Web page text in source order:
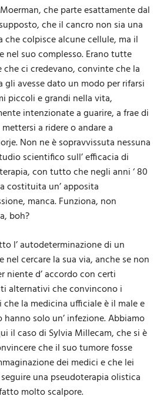
che parte esattamente dal
che il cancro non sia una
che colpisce alcune cellule, ma il
nel suo complesso. Erano tutte
che ci credevano, convinte che la
gli avesse dato un modo per rifarsi
piccoli e grandi nella vita,
intenzionate a guarire, a frae di
a ridere o andare a
Non ne è sopravvissuta nessuna
scientifico sull’ efficacia di
con tutto che negli anni ‘ 80
costituita un’ apposita
manca. Funziona, non
boh?
l’ autodeterminazione di un
nel cercare la sua via, anche se non
niente d’ accordo con certi
alternativi che convincono i
che la medicina ufficiale è il male e
hanno solo un’ infezione. Abbiamo
il caso di Sylvia Millecam, che si è
che il suo tumore fosse
dei medici e che lei
una pseudoterapia olistica
molto scalpore.